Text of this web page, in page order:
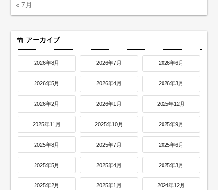
« 7月
アーカイブ
2026年8月 2026年7月 2026年6月
2026年5月 2026年4月 2026年3月
2026年2月 2026年1月 2025年12月
2025年11月 2025年10月 2025年9月
2025年8月 2025年7月 2025年6月
2025年5月 2025年4月 2025年3月
2025年2月 2025年1月 2024年12月